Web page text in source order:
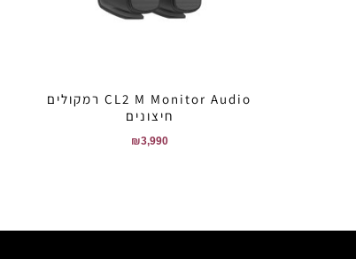
CL2 M Monitor Audio רמקולים
חיצונים
₪3,990